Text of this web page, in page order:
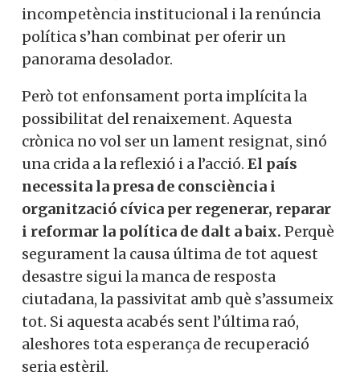
incompetència institucional i la renúncia
política s’han combinat per oferir un
panorama desolador.
Però tot enfonsament porta implícita la
possibilitat del renaixement. Aquesta
crònica no vol ser un lament resignat, sinó
una crida a la reflexió i a l’acció. El país
necessita la presa de consciència i
organització cívica per regenerar, reparar
i reformar la política de dalt a baix. Perquè
segurament la causa última de tot aquest
desastre sigui la manca de resposta
ciutadana, la passivitat amb què s’assumeix
tot. Si aquesta acabés sent l’última raó,
aleshores tota esperança de recuperació
seria estèril.